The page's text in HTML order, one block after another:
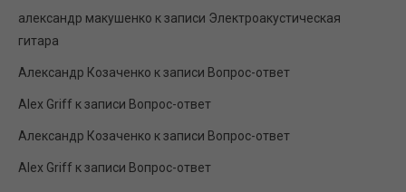
александр макушенко к записи Электроакустическая
гитара
Александр Козаченко к записи Вопрос-ответ
Alex Griff к записи Вопрос-ответ
Александр Козаченко к записи Вопрос-ответ
Alex Griff к записи Вопрос-ответ